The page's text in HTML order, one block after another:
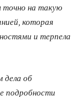
точно на такую
которая
и терпела
дела об
подробности